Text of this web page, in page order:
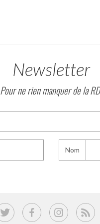
Newsletter
Pour ne rien manquer de la
Nom